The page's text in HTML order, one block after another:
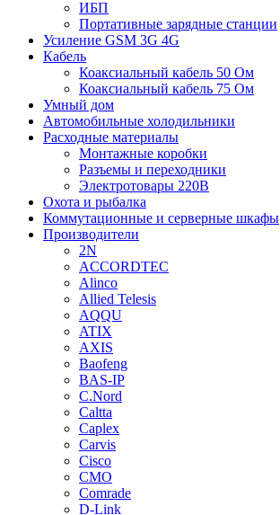
ИБП
Портативные зарядные станции
Усиление GSM 3G 4G
Кабель
Коаксиальный кабель 50 Ом
Коаксиальный кабель 75 Ом
Умный дом
Автомобильные холодильники
Расходные материалы
Монтажные коробки
Разъемы и переходники
Электротовары 220В
Охота и рыбалка
Коммутационные и серверные шкафы
Производители
2N
ACCORDTEC
Alinco
Allied Telesis
AQQU
ATIX
AXIS
Baofeng
BAS-IP
C.Nord
Caltta
Caplex
Carvis
Cisco
CMO
Comrade
D-Link